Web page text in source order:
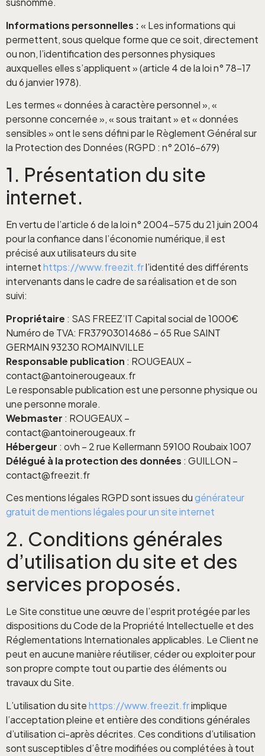
Informations personnelles :« Les informations qui
permettent, sous quelque forme que ce soit, directement
ou non, l’identification des personnes physiques
auxquelles elles s’appliquent » (article 4 de la loi n° 78-17
du 6 janvier 1978).
Les termes « données à caractère personnel », «
personne concernée », « sous traitant » et « données
sensibles » ont le sens défini par le Règlement Général sur
la Protection des Données (RGPD : n° 2016-679)
1. Présentation du site
internet.
En vertu de l’article 6 de la loi n° 2004-575 du 21 juin 2004
pour la confiance dans l’économie numérique, il est
précisé aux utilisateurs du site
internethttps://www.freezit.frl’identité des différents
intervenants dans le cadre de sa réalisation et de son
suivi:
Propriétaire : SAS FREEZ’IT Capital social de 1000€
Numéro de TVA: FR37903014686 – 65 Rue SAINT
GERMAIN 93230 ROMAINVILLE
Responsable publication : ROUGEAUX –
contact@antoinerougeaux.fr
Le responsable publication est une personne physique ou
une personne morale.
Webmaster : ROUGEAUX –
contact@antoinerougeaux.fr
Hébergeur : ovh – 2 rue Kellermann 59100 Roubaix 1007
Délégué à la protection des données : GUILLON –
contact@freezit.fr
Ces mentions légales RGPD sont issues dugénérateur
gratuit de mentions légales pour un site internet
2. Conditions générales
d’utilisation du site et des
services proposés.
Le Site constitue une œuvre de l’esprit protégée par les
dispositions du Code de la Propriété Intellectuelle et des
Réglementations Internationales applicables. Le Client ne
peut en aucune manière réutiliser, céder ou exploiter pour
son propre compte tout ou partie des éléments ou
travaux du Site.
L’utilisation du sitehttps://www.freezit.frimplique
l’acceptation pleine et entière des conditions générales
d’utilisation ci-après décrites. Ces conditions d’utilisation
sont susceptibles d’être modifiées ou complétées à tout